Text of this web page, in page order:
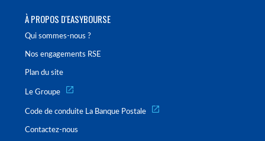
À PROPOS D'EASYBOURSE
Qui sommes-nous ?
Nos engagements RSE
Plan du site
Le Groupe
Code de conduite La Banque Postale
Contactez-nous